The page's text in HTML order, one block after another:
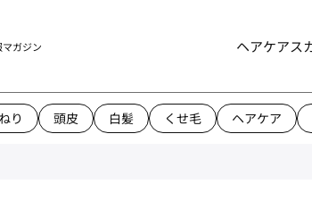
ガジン ヘアケアス
り 頭皮 白髪 くせ毛 ヘアケア